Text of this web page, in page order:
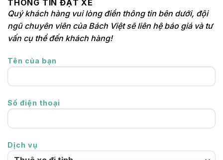
THÔNG TIN ĐẶT XE
Quý khách hàng vui lòng điền thông tin bên dưới, đội
ngũ chuyên viên của Bách Việt sẽ liên hệ báo giá và tư
vấn cụ thể đến khách hàng!
Tên của bạn
Số điện thoại
Dịch vụ